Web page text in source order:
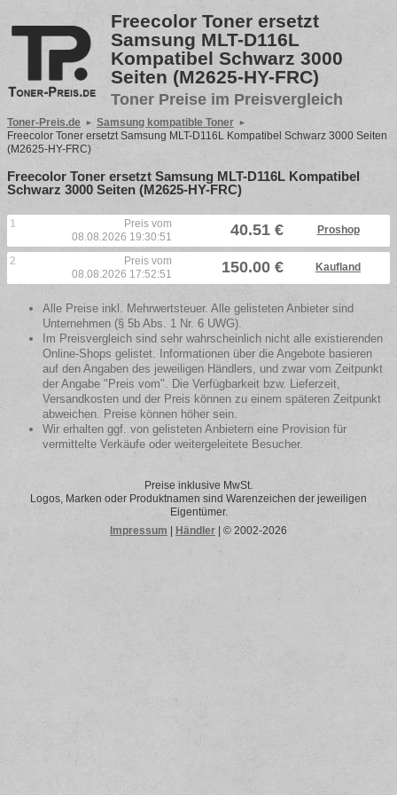
Freecolor Toner ersetzt
Samsung MLT-D116L
Kompatibel Schwarz 3000
Seiten (M2625-HY-FRC)
Toner Preise im Preisvergleich
Toner-Preis.de
Samsung kompatible Toner
Freecolor Toner ersetzt Samsung MLT-D116L Kompatibel Schwarz 3000 Seiten
(M2625-HY-FRC)
Freecolor Toner ersetzt Samsung MLT-D116L Kompatibel
Schwarz 3000 Seiten (M2625-HY-FRC)
1
Preis vom
08.08.2026 19:30:51
40.51 € Proshop
2
Preis vom
08.08.2026 17:52:51
150.00 € Kaufland
Alle Preise inkl. Mehrwertsteuer. Alle gelisteten Anbieter sind
Unternehmen (§ 5b Abs. 1 Nr. 6 UWG).
Im Preisvergleich sind sehr wahrscheinlich nicht alle existierenden
Online-Shops gelistet. Informationen über die Angebote basieren
auf den Angaben des jeweiligen Händlers, und zwar vom Zeitpunkt
der Angabe "Preis vom". Die Verfügbarkeit bzw. Lieferzeit,
Versandkosten und der Preis können zu einem späteren Zeitpunkt
abweichen. Preise können höher sein.
Wir erhalten ggf. von gelisteten Anbietern eine Provision für
vermittelte Verkäufe oder weitergeleitete Besucher.
Preise inklusive MwSt.
Logos, Marken oder Produktnamen sind Warenzeichen der jeweiligen
Eigentümer.
Impressum
Händler | © 2002-2026